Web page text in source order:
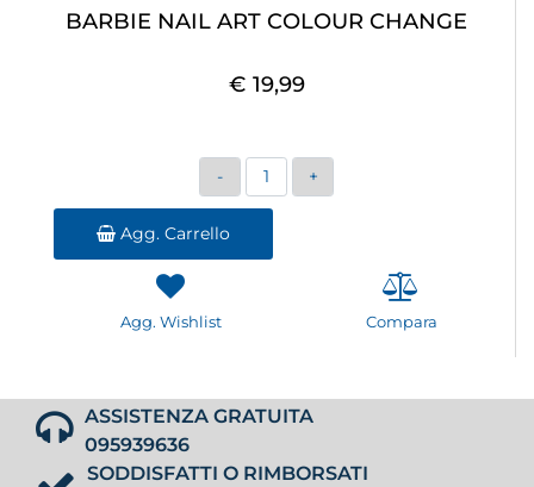
BARBIE NAIL ART COLOUR CHANGE
€ 19,99
Quantità
Agg. Carrello
Agg. Wishlist Compara
ASSISTENZA GRATUITA
095939636
SODDISFATTI O RIMBORSATI